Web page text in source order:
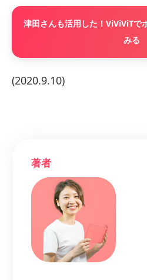
津田さんも活用した！ViViViTで
みる
(2020.9.10)
著者